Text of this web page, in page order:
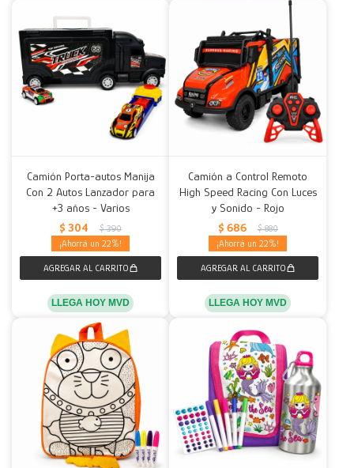
Camión Porta-autos Manija
Con 2 Autos Lanzador para
+3 años - Varios
$ 304 $ 390
22
LLEGA HOY MVD
Camión a Control Remoto
High Speed Racing Con Luces
y Sonido - Rojo
$ 686 $ 880
22
LLEGA HOY MVD